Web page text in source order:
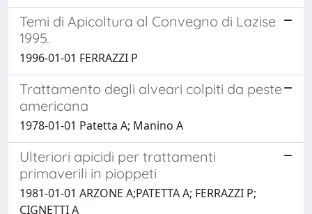
Temi di Apicoltura al Convegno di Lazise
1995.
1996-01-01 FERRAZZI P
Trattamento degli alveari colpiti da peste
americana
1978-01-01 Patetta A; Manino A
Ulteriori apicidi per trattamenti
primaverili in pioppeti
1981-01-01 ARZONE A;PATETTA A; FERRAZZI P;
CIGNETTI A